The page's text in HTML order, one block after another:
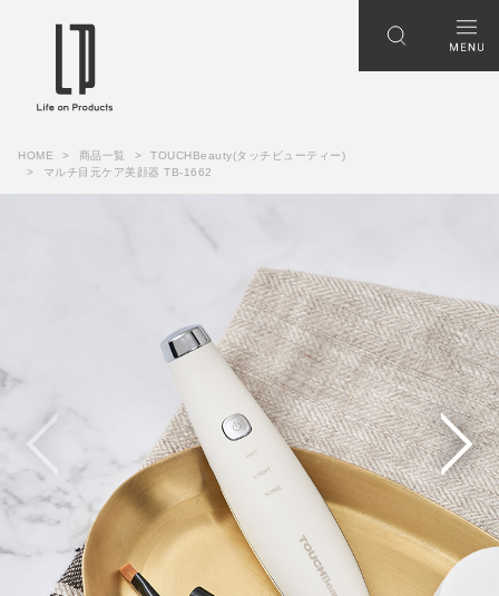
HOME 商品一覧
TOUCHBeauty(タッチビューティー)
マルチ目元ケア美顔器 TB-1662